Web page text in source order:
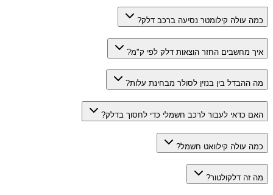
כמה עולה קילומטר נסיעה ברכב דלק?
איך מחשבים החזר הוצאות דלק לפי ק"מ?
מה ההבדל בין בנזין לסולר מבחינת עלות?
האם כדאי לעבור לרכב חשמלי כדי לחסוך בדלק?
כמה עולה קילוואט חשמל?
מה זה דלקולטור?